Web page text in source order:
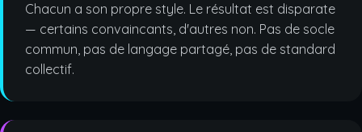
Chacun a son propre style. Le résultat est disparate
— certains convaincants, d'autres non. Pas de socle
commun, pas de langage partagé, pas de standard
collectif.